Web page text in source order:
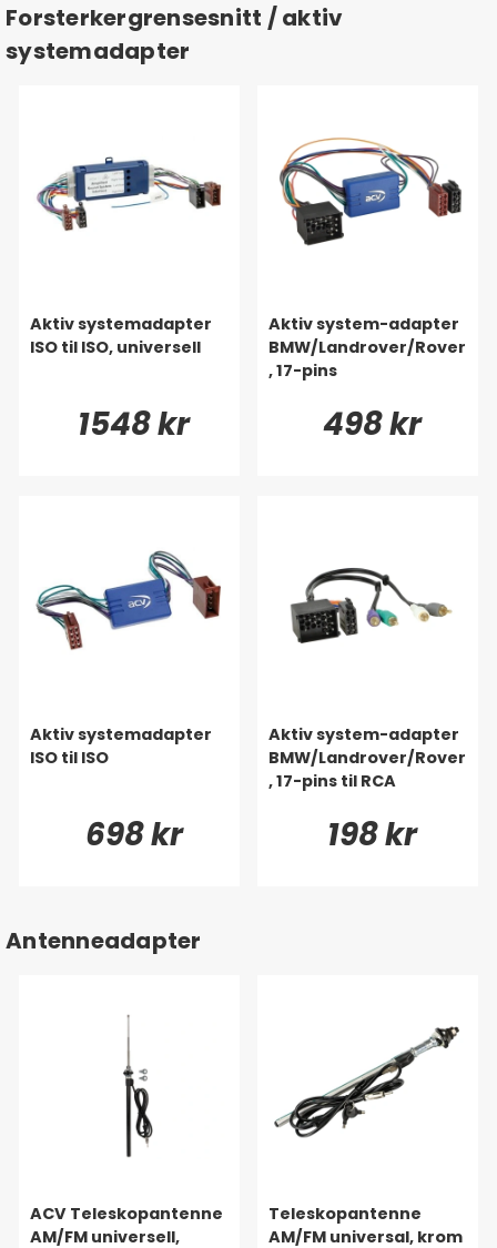
Forsterkergrensesnitt / aktiv
systemadapter
Aktiv systemadapter
ISO til ISO, universell
1548 kr
Aktiv system-adapter
BMW/Landrover/Rover
, 17-pins
498 kr
Aktiv systemadapter
ISO til ISO
698 kr
Aktiv system-adapter
BMW/Landrover/Rover
, 17-pins til RCA
198 kr
Antenneadapter
ACV Teleskopantenne
AM/FM universell,
Teleskopantenne
AM/FM universal, krom